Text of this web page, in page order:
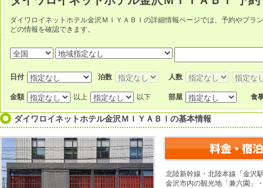
ダイワロイネットホテル金沢ＭＩＹＡＢＩの詳細情報ページでは、予約やプラ
どの情報を確認できます。
日付 泊数 人数
金額 以上 以下 部屋 食
ダイワロイネットホテル金沢ＭＩＹＡＢＩ の基本情報
北陸新幹線・北陸本線「金沢
金沢市内の観光地「兼六園」